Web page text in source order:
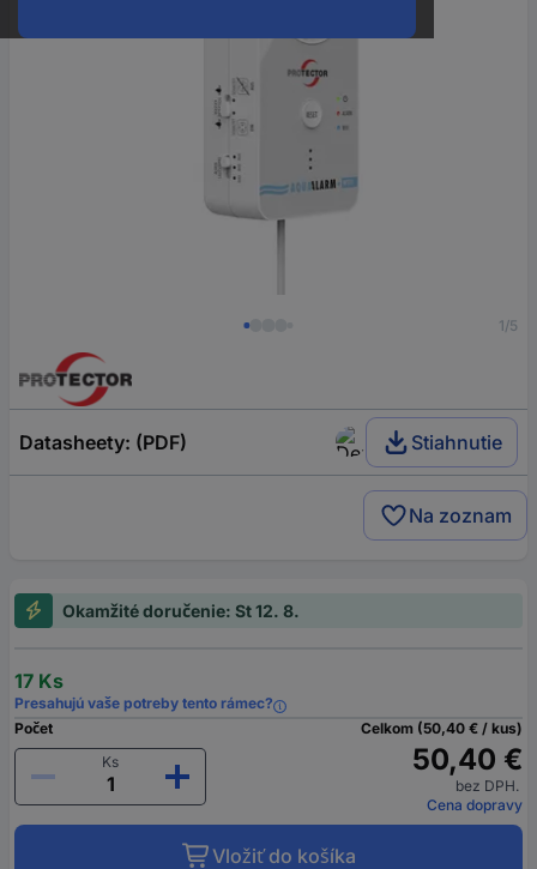
1/5
Datasheety: (PDF) Stiahnutie
Na zoznam
Okamžité doručenie: St 12. 8.
17 Ks
Presahujú vaše potreby tento rámec?
Počet
Ks
Celkom (50,40 € / kus)
50,40 €
bez DPH.
Cena dopravy
Vložiť do košíka